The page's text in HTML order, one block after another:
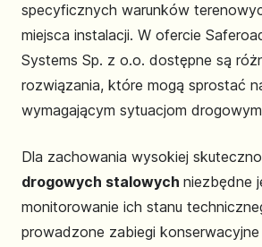
specyficznych warunków
miejsca instalacji. W ofercie
Systems Sp. z o.o. dostępne są
rozwiązania, które mogą sprostać
wymagającym sytuacjom
Dla zachowania wysokiej
drogowych stalowych niezbędne
monitorowanie ich stanu
prowadzone zabiegi